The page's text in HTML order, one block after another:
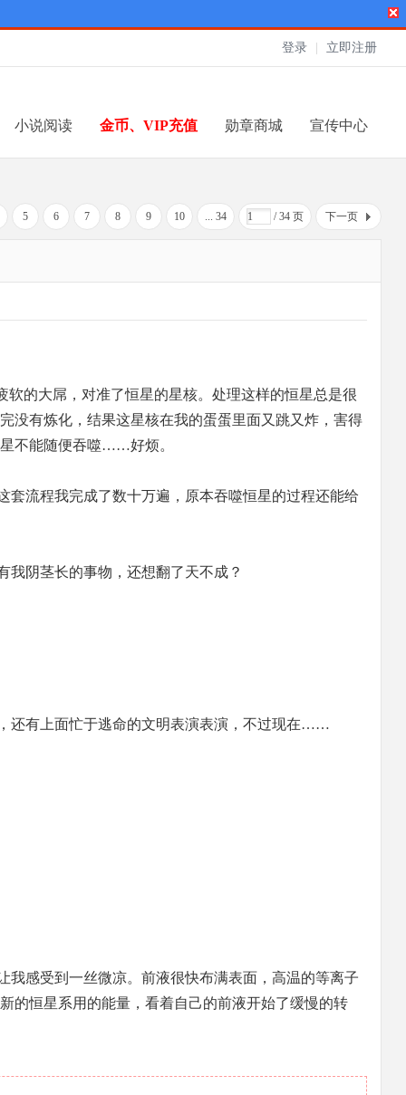
登录 立即注册
小说阅读 金币、VIP充值 勋章商城 宣传中心
5 6 7 8 9 10 ... 34 / 34 页 下一页
的大屌，对准了恒星的星核。处理这样的恒星总是很
没有炼化，结果这星核在我的蛋蛋里面又跳又炸，害得
不能随便吞噬……好烦。
流程我完成了数十万遍，原本吞噬恒星的过程还能给
我阴茎长的事物，还想翻了天不成？
还有上面忙于逃命的文明表演表演，不过现在……
感受到一丝微凉。前液很快布满表面，高温的等离子
的恒星系用的能量，看着自己的前液开始了缓慢的转